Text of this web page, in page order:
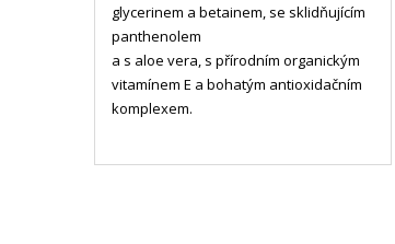
glycerinem a betainem, se sklidňujícím
panthenolem
a s aloe vera, s přírodním organickým
vitamínem E a bohatým antioxidačním
komplexem.